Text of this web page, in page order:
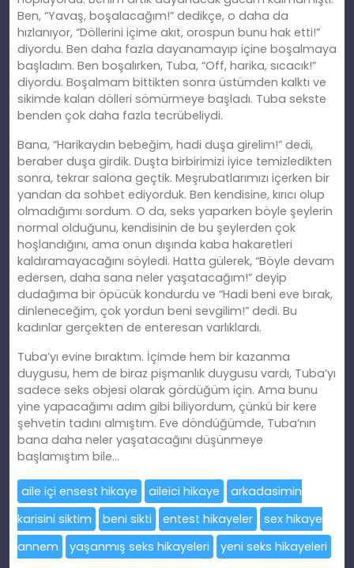
Ben, “Yavaş, boşalacağım!” dedikçe, o daha da
hızlanıyor, “Döllerini içime akıt, orospun bunu hak etti!”
diyordu. Ben daha fazla dayanamayıp içine boşalmaya
başladım. Ben boşalırken, Tuba, “Off, harika, sıcacık!”
diyordu. Boşalmam bittikten sonra üstümden kalktı ve
sikimde kalan dölleri sömürmeye başladı. Tuba sekste
benden çok daha fazla tecrübeliydi.
Bana, “Harikaydın bebeğim, hadi duşa girelim!” dedi,
beraber duşa girdik. Duşta birbirimizi iyice temizledikten
sonra, tekrar salona geçtik. Meşrubatlarımızı içerken bir
yandan da sohbet ediyorduk. Ben kendisine, kırıcı olup
olmadığımı sordum. O da, seks yaparken böyle şeylerin
normal olduğunu, kendisinin de bu şeylerden çok
hoşlandığını, ama onun dışında kaba hakaretleri
kaldıramayacağını söyledi. Hatta gülerek, “Böyle devam
edersen, daha sana neler yaşatacağım!” deyip
dudağıma bir öpücük kondurdu ve “Hadi beni eve bırak,
dinleneceğim, çok yordun beni sevgilim!” dedi. Bu
kadınlar gerçekten de enteresan varlıklardı.
Tuba’yı evine bıraktım. İçimde hem bir kazanma
duygusu, hem de biraz pişmanlık duygusu vardı, Tuba’yı
sadece seks objesi olarak gördüğüm için. Ama bunu
yine yapacağımı adım gibi biliyordum, çünkü bir kere
şehvetin tadını almıştım. Eve döndüğümde, Tuba’nın
bana daha neler yaşatacağını düşünmeye
başlamıştım bile…
aile içi ensest hikaye aileici hikaye
arkadasimin
karisini siktim
beni sikti entest hikayeler
sex hikaye
annem
yaşanmış seks hikayeleri yeni seks hikayeleri